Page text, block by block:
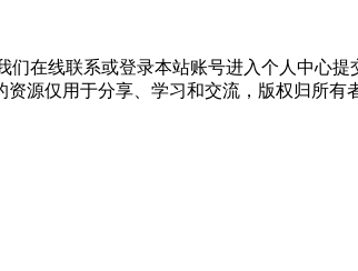
们在线联系或登录本站账号进入个人中心提
资源仅用于分享、学习和交流，版权归所